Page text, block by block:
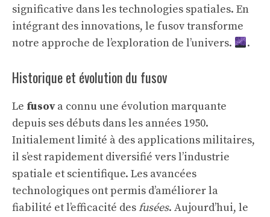
significative dans les technologies spatiales. En
intégrant des innovations, le fusov transforme
notre approche de l’exploration de l’univers.
.
Historique et évolution du fusov
Le fusova connu une évolution marquante
depuis ses débuts dans les années 1950.
Initialement limité à des applications militaires,
il s’est rapidement diversifié vers l’industrie
spatiale et scientifique. Les avancées
technologiques ont permis d’améliorer la
fiabilité et l’efficacité desfusées. Aujourd’hui, le